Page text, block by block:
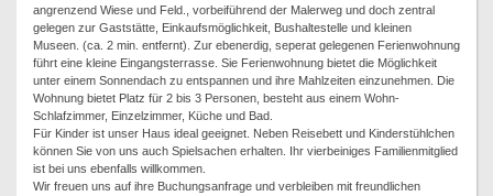
angrenzend Wiese und Feld., vorbeiführend der Malerweg und doch zentral
gelegen zur Gaststätte, Einkaufsmöglichkeit, Bushaltestelle und kleinen
Museen. (ca. 2 min. entfernt). Zur ebenerdig, seperat gelegenen Ferienwohnung
führt eine kleine Eingangsterrasse. Sie Ferienwohnung bietet die Möglichkeit
unter einem Sonnendach zu entspannen und ihre Mahlzeiten einzunehmen. Die
Wohnung bietet Platz für 2 bis 3 Personen, besteht aus einem Wohn-
Schlafzimmer, Einzelzimmer, Küche und Bad.
Für Kinder ist unser Haus ideal geeignet. Neben Reisebett und Kinderstühlchen
können Sie von uns auch Spielsachen erhalten. Ihr vierbeiniges Familienmitglied
ist bei uns ebenfalls willkommen.
Wir freuen uns auf ihre Buchungsanfrage und verbleiben mit freundlichen